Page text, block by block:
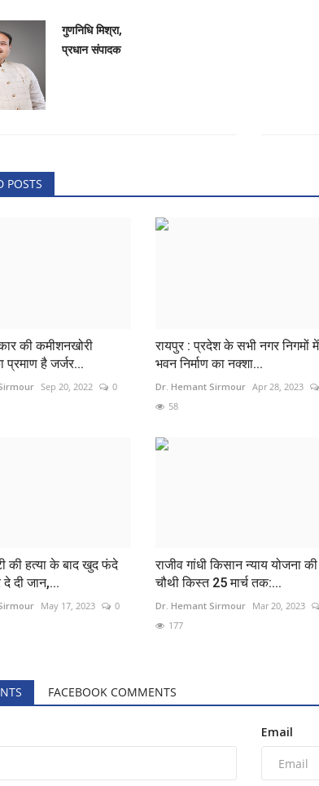
गुणनिधि मिश्रा,
प्रधान संपादक
POSTS
की कमीशनखोरी
प्रमाण है जर्जर...
Sep 20, 2022
0
रायपुर : प्रदेश के सभी नगर निगमों में
भवन निर्माण का नक्शा...
Dr. Hemant Sirmour Apr 28, 2023
58
की हत्या के बाद खुद फंदे
दी जान,...
May 17, 2023
0
राजीव गांधी किसान न्याय योजना की
चौथी किस्त 25 मार्च तक:...
Dr. Hemant Sirmour Mar 20, 2023
177
FACEBOOK COMMENTS
Email
सिंह सुक्खू होंगे हिमाचल प्रदेश के नए
सिंह सुक्खू के नाम की घोषणा पार्टी विधायक दल की बैठक के बाद की गई.
जंगल